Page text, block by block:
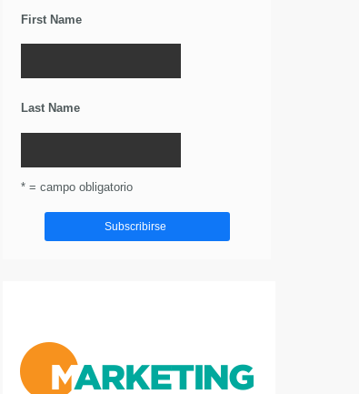
First Name
Last Name
* = campo obligatorio